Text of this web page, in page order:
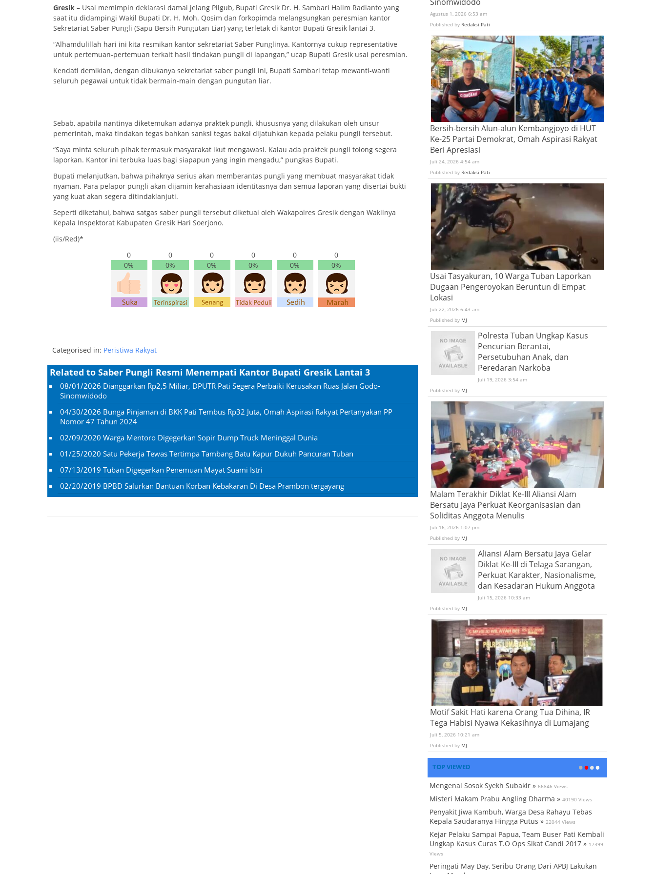
Gresik – Usai memimpin deklarasi damai jelang Pilgub, Bupati Gresik Dr. H. Sambari Halim Radianto yang
saat itu didampingi Wakil Bupati Dr. H. Moh. Qosim dan forkopimda melangsungkan peresmian kantor
Sekretariat Saber Pungli (Sapu Bersih Pungutan Liar) yang terletak di kantor Bupati Gresik lantai 3.
“Alhamdulillah hari ini kita resmikan kantor sekretariat Saber Punglinya. Kantornya cukup representative
untuk pertemuan-pertemuan terkait hasil tindakan pungli di lapangan,” ucap Bupati Gresik usai peresmian.
Kendati demikian, dengan dibukanya sekretariat saber pungli ini, Bupati Sambari tetap mewanti-wanti
seluruh pegawai untuk tidak bermain-main dengan pungutan liar.
Sebab, apabila nantinya diketemukan adanya praktek pungli, khususnya yang dilakukan oleh unsur
pemerintah, maka tindakan tegas bahkan sanksi tegas bakal dijatuhkan kepada pelaku pungli tersebut.
“Saya minta seluruh pihak termasuk masyarakat ikut mengawasi. Kalau ada praktek pungli tolong segera
laporkan. Kantor ini terbuka luas bagi siapapun yang ingin mengadu,” pungkas Bupati.
Bupati melanjutkan, bahwa pihaknya serius akan memberantas pungli yang membuat masyarakat tidak
nyaman. Para pelapor pungli akan dijamin kerahasiaan identitasnya dan semua laporan yang disertai bukti
yang kuat akan segera ditindaklanjuti.
Seperti diketahui, bahwa satgas saber pungli tersebut diketuai oleh Wakapolres Gresik dengan Wakilnya
Kepala Inspektorat Kabupaten Gresik Hari Soerjono.
(iis/Red)*
0
0%
0
0%
0
0%
0
0%
0
0%
0
0%
Categorised in: Peristiwa Rakyat
Related to Saber Pungli Resmi Menempati Kantor Bupati Gresik Lantai 3
08/01/2026 Dianggarkan Rp2,5 Miliar, DPUTR Pati Segera Perbaiki Kerusakan Ruas Jalan Godo-
Sinomwidodo
04/30/2026 Bunga Pinjaman di BKK Pati Tembus Rp32 Juta, Omah Aspirasi Rakyat Pertanyakan PP
Nomor 47 Tahun 2024
02/09/2020 Warga Mentoro Digegerkan Sopir Dump Truck Meninggal Dunia
01/25/2020 Satu Pekerja Tewas Tertimpa Tambang Batu Kapur Dukuh Pancuran Tuban
07/13/2019 Tuban Digegerkan Penemuan Mayat Suami Istri
02/20/2019 BPBD Salurkan Bantuan Korban Kebakaran Di Desa Prambon tergayang
Agustus 1, 2026 6:53 am
Published by Redaksi Pati
Bersih-bersih Alun-alun Kembangjoyo di HUT
Ke-25 Partai Demokrat, Omah Aspirasi Rakyat
Beri Apresiasi
Juli 24, 2026 4:54 am
Published by Redaksi Pati
Usai Tasyakuran, 10 Warga Tuban Laporkan
Dugaan Pengeroyokan Beruntun di Empat
Lokasi
Juli 22, 2026 6:43 am
Published by MJ
Polresta Tuban Ungkap Kasus
Pencurian Berantai,
Persetubuhan Anak, dan
Peredaran Narkoba
Juli 19, 2026 3:54 am
Published by MJ
Malam Terakhir Diklat Ke-III Aliansi Alam
Bersatu Jaya Perkuat Keorganisasian dan
Soliditas Anggota Menulis
Juli 16, 2026 1:07 pm
Published by MJ
Aliansi Alam Bersatu Jaya Gelar
Diklat Ke-III di Telaga Sarangan,
Perkuat Karakter, Nasionalisme,
dan Kesadaran Hukum Anggota
Juli 15, 2026 10:33 am
Published by MJ
Motif Sakit Hati karena Orang Tua Dihina, IR
Tega Habisi Nyawa Kekasihnya di Lumajang
Juli 5, 2026 10:21 am
Published by MJ
TOP VIEWED
Mengenal Sosok Syekh Subakir » 66846 Views
Misteri Makam Prabu Angling Dharma » 40190 Views
Penyakit Jiwa Kambuh, Warga Desa Rahayu Tebas
Kepala Saudaranya Hingga Putus » 22044 Views
Kejar Pelaku Sampai Papua, Team Buser Pati Kembali
Ungkap Kasus Curas T.O Ops Sikat Candi 2017 » 17399
Views
Peringati May Day, Seribu Orang Dari APBJ Lakukan